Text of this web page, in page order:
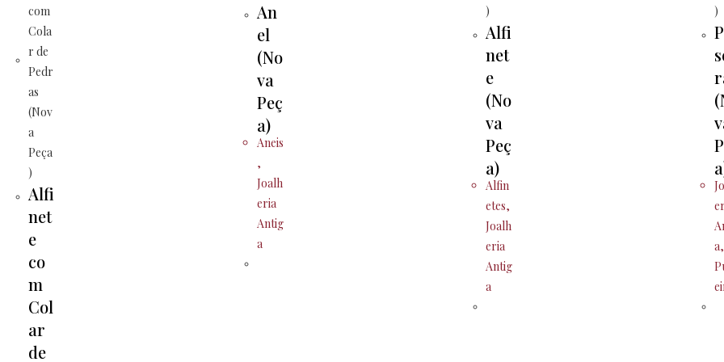
Alfi
net
e
co
m
Col
ar
de
An
el
(No
va
Peç
a)
Aneis
,
Joalh
eria
Antig
a
Alfi
net
e
(No
va
Peç
a)
Alfin
etes,
Joalh
eria
Antig
a
a,